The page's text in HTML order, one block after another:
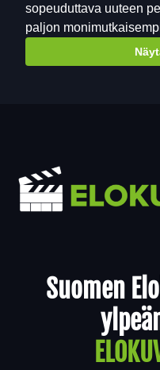
sopeuduttava uuteen
paljon
Suomen